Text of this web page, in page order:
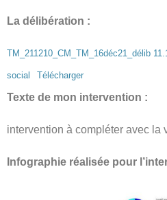
La délibération :
TM_211210_CM_TM_16déc21_délib
social Télécharger
Texte de mon intervention :
intervention à compléter avec la
Infographie réalisée pour